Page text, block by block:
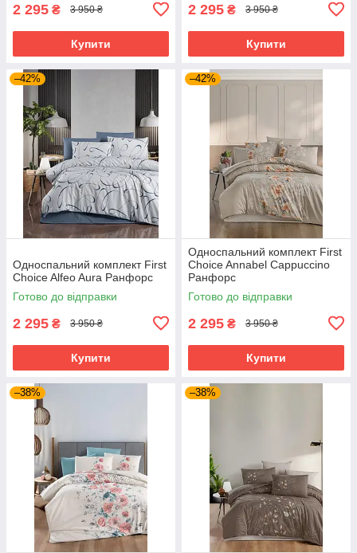
2 295 ₴ 3 950 ₴
Купити
2 295 ₴ 3 950 ₴
Купити
–42%
Односпальний комплект First
Choice Alfeo Aura Ранфорс
Готово до відправки
2 295 ₴ 3 950 ₴
Купити
–42%
Односпальний комплект First
Choice Annabel Cappuccino
Ранфорс
Готово до відправки
2 295 ₴ 3 950 ₴
Купити
–38% –38%